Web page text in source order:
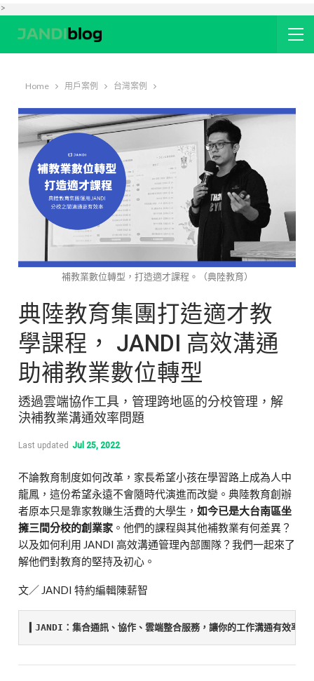
>
Home 用戶案例 台灣案例
補教業數位轉型，打造適才課程。（典陸教育）
典陸教育集團打造適才教
學課程， JANDI 高效溝通
助補教業數位轉型
透過雲端協作工具，管理跨地區的分校管理，解
決補教業溝通效率問題
Last updated Jul 25, 2022
不論教育制度如何改革，家長希望小孩在學習路上成為人中
龍鳳，這份希望永遠不會隨時代演進而改變。典陸教育創辦
者原本只是靠家教賺生活費的大學生，如今已是大台南區坐
擁三間分校的創業家 。他們的課程與其他補教業有何差異？
以及如何利用 JANDI 高效溝通管理內部團隊？我們一起來了
解他們對教育的堅持及初心。
文／ JANDI 特約編輯陳薪智
▍JANDI：集合通訊、協作、雲端整合服務，讓你的工作溝通有效率